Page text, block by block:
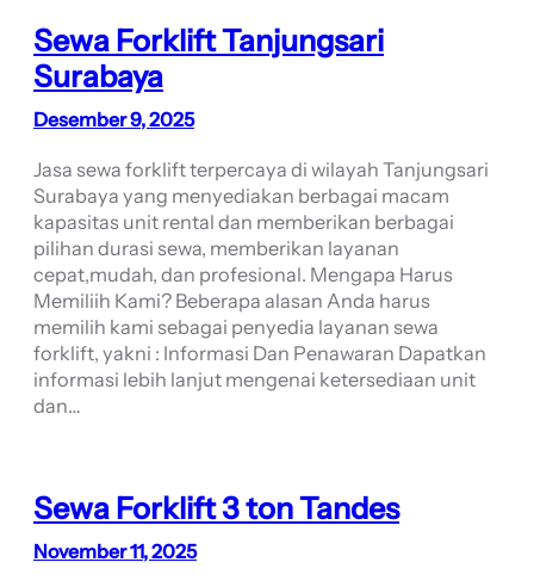
Sewa Forklift Tanjungsari
Surabaya
Desember 9, 2025
Jasa sewa forklift terpercaya di wilayah Tanjungsari
Surabaya yang menyediakan berbagai macam
kapasitas unit rental dan memberikan berbagai
pilihan durasi sewa, memberikan layanan
cepat,mudah, dan profesional. Mengapa Harus
Memiliih Kami? Beberapa alasan Anda harus
memilih kami sebagai penyedia layanan sewa
forklift, yakni : Informasi Dan Penawaran Dapatkan
informasi lebih lanjut mengenai ketersediaan unit
dan…
Sewa Forklift 3 ton Tandes
November 11, 2025